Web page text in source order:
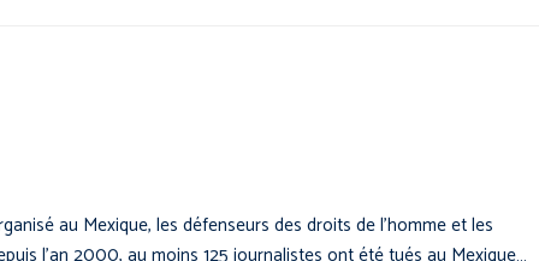
au Mexique, les défenseurs des droits de l’homme et les